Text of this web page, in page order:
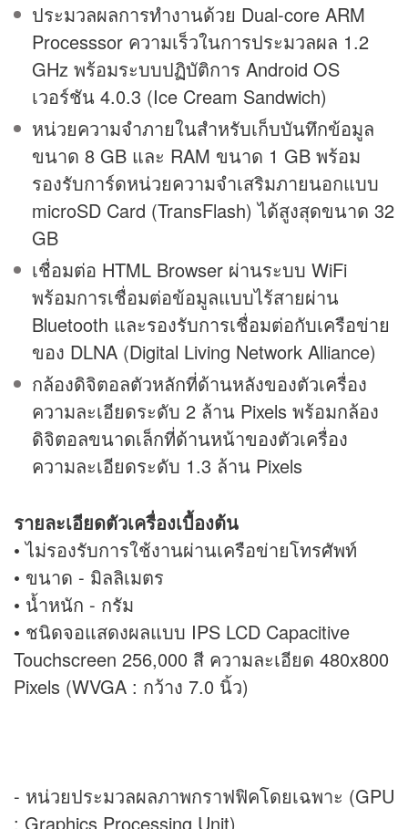
ประมวลผลการทำงานด้วย Dual-core ARM
Processsor ความเร็วในการประมวลผล 1.2
GHz พร้อมระบบปฏิบัติการ Android OS
เวอร์ชัน 4.0.3 (Ice Cream Sandwich)
หน่วยความจำภายในสำหรับเก็บบันทึกข้อมูล
ขนาด 8 GB และ RAM ขนาด 1 GB พร้อม
รองรับการ์ดหน่วยความจำเสริมภายนอกแบบ
microSD Card (TransFlash) ได้สูงสุดขนาด 32
GB
เชื่อมต่อ HTML Browser ผ่านระบบ WiFi
พร้อมการเชื่อมต่อข้อมูลแบบไร้สายผ่าน
Bluetooth และรองรับการเชื่อมต่อกับเครือข่าย
ของ DLNA (Digital Living Network Alliance)
กล้องดิจิตอลตัวหลักที่ด้านหลังของตัวเครื่อง
ความละเอียดระดับ 2 ล้าน Pixels พร้อมกล้อง
ดิจิตอลขนาดเล็กที่ด้านหน้าของตัวเครื่อง
ความละเอียดระดับ 1.3 ล้าน Pixels
รายละเอียดตัวเครื่องเบื้องต้น
• ไม่รองรับการใช้งานผ่านเครือข่ายโทรศัพท์
• ขนาด - มิลลิเมตร
• น้ำหนัก - กรัม
• ชนิดจอแสดงผลแบบ IPS LCD Capacitive
Touchscreen 256,000 สี ความละเอียด 480x800
Pixels (WVGA : กว้าง 7.0 นิ้ว)
- หน่วยประมวลผลภาพกราฟฟิคโดยเฉพาะ (GPU
: Graphics Processing Unit)